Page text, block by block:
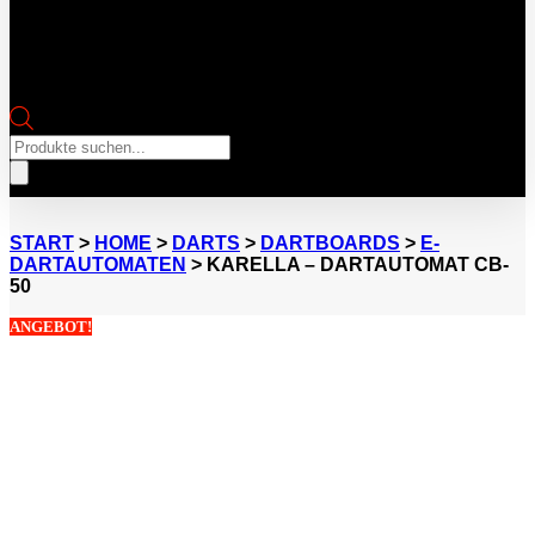
Products
search
START > HOME > DARTS > DARTBOARDS > E-
DARTAUTOMATEN > KARELLA – DARTAUTOMAT CB-
50
ANGEBOT!